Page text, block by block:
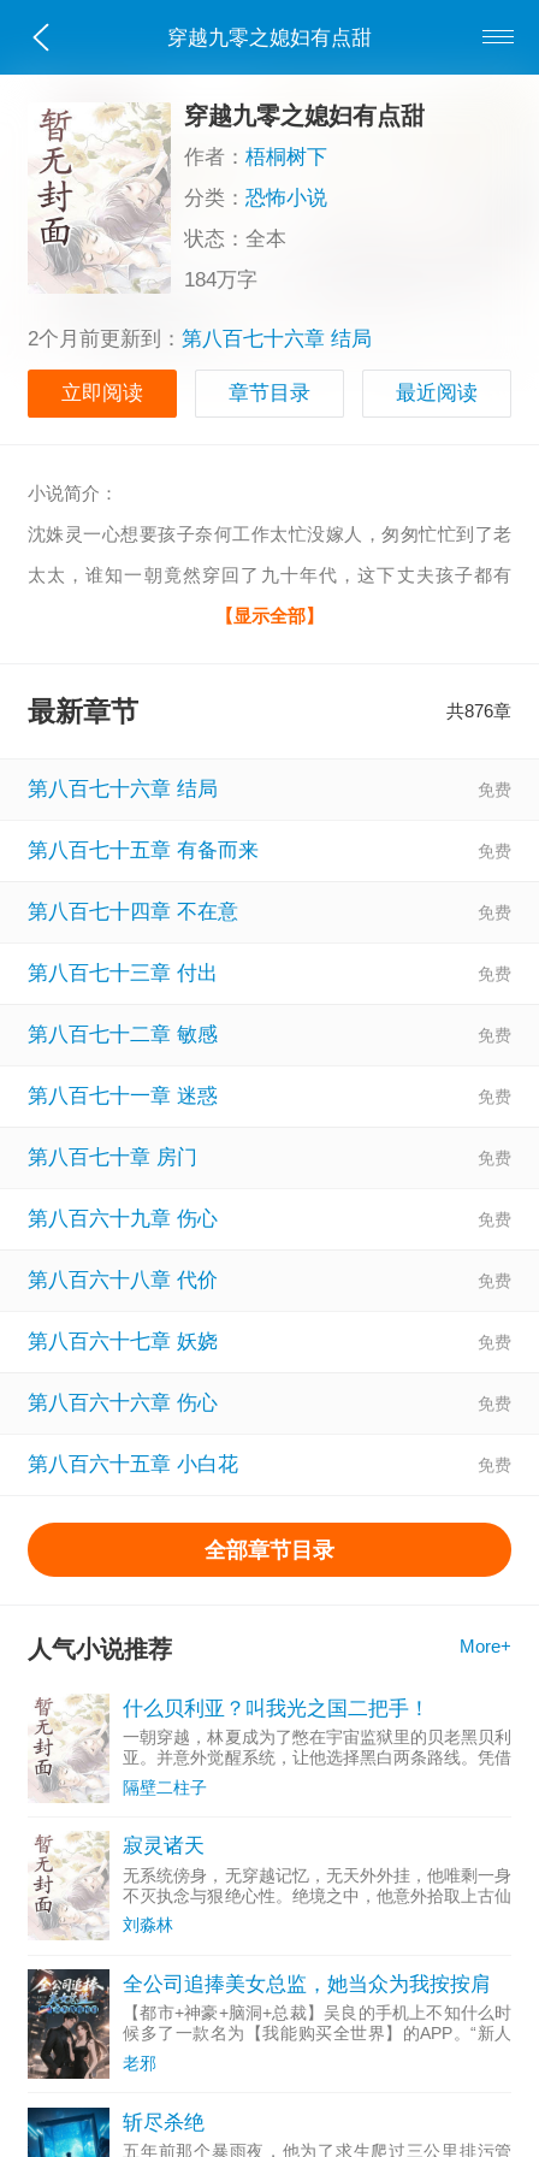
穿越九零之媳妇有点甜
穿越九零之媳妇有点甜
作者：梧桐树下
分类：恐怖小说
状态：全本
184万字
2个月前更新到： 第八百七十六章 结局
立即阅读 章节目录 最近阅读
小说简介：
沈姝灵一心想要孩子奈何工作太忙没嫁人，匆匆忙忙到了老
太太，谁知一朝竟然穿回了九十年代，这下丈夫孩子都有
了！ 只可惜，孩子还在肚子里，丈夫却失踪了，原主在家带
士，身带金手指，岂能逆来顺受。 沈姝灵微微一笑，从前是
云开见月明，丈夫回来就把她捧上天。“老婆，有什么活，放
【显示全部】
最新章节 共876章
第八百七十六章 结局
第八百七十五章 有备而来
第八百七十四章 不在意
第八百七十三章 付出
第八百七十二章 敏感
第八百七十一章 迷惑
第八百七十章 房门
第八百六十九章 伤心
第八百六十八章 代价
第八百六十七章 妖娆
第八百六十六章 伤心
第八百六十五章 小白花
全部章节目录
人气小说推荐 More+
什么贝利亚？叫我光之国二把手！
一朝穿越，林夏成为了憋在宇宙监狱里的贝老黑贝利
亚。并意外觉醒系统，让他选择黑白两条路线。凭借
对剧情的了解，林夏甚至在奥特曼这个阴到没边的唯
心世界，选择加入黑暗阵营无疑是最傻叉的行为。于
隔壁二柱子
寂灵诸天
无系统傍身，无穿越记忆，无天外外挂，他唯剩一身
不灭执念与狠绝心性。绝境之中，他意外拾取上古仙
域破碎残留的本源灵韵，窥见崩坏天地背后的隐秘，
自此挣脱凡尘桎梏，踏上无人踏足的逆修之路。凡尘
刘淼林
全公司追捧美女总监，她当众为我按按肩
【都市+神豪+脑洞+总裁】吴良的手机上不知什么时
候多了一款名为【我能购买全世界】的APP。“新人
福利！”“0.01元：霸道总监按摩服务一次。”“0.02
元：哈雷戴维森2026款CVOTriGlide机
老邪
斩尽杀绝
五年前那个暴雨夜，他为了求生爬过三公里排污管